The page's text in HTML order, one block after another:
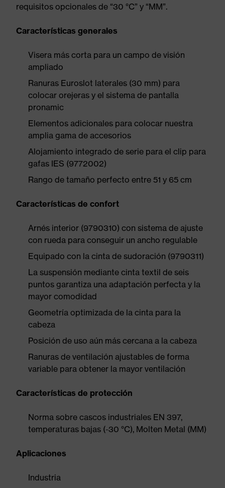
requisitos opcionales de “30 °C” y “MM”.
Características generales
Visera más corta para un campo de visión
ampliado
Ranuras Euroslot laterales (30 mm) para
colocar orejeras y el sistema de pantalla
pronamic
Elementos adicionales para colocar nuestra
amplia gama de accesorios
Alojamiento integrado de serie para el clip para
gafas IES (9772002)
Rango de tamaño perfecto entre 51 y 65 cm
Características de confort
Arnés interior (9790310) con sistema de ajuste
con rueda para conseguir un ancho regulable
Equipado con la cinta de sudoración (9790311)
La suspensión mediante cinta textil de seis
puntos garantiza una adaptación perfecta y la
mayor comodidad
Geometría optimizada de la cinta para la
cabeza
Posición de uso aún más cercana a la cabeza
Ranuras de ventilación ajustables de forma
variable para obtener la mayor ventilación
Características de protección
Norma sobre cascos industriales EN 397,
temperaturas bajas (-30 °C), Molten Metal (MM)
Aplicaciones
Industria